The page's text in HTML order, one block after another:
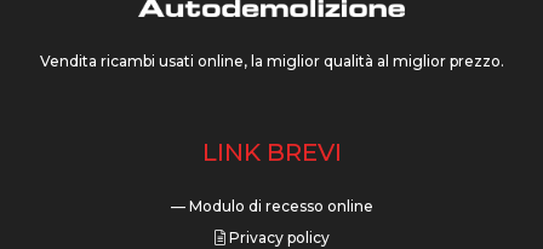
Vendita ricambi usati online, la miglior qualità al miglior prezzo.
LINK BREVI
— Modulo di recesso online
Privacy policy